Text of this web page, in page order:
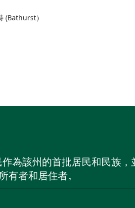
(Bathurst）
為該州的首批居民和民族
有者和居住者。